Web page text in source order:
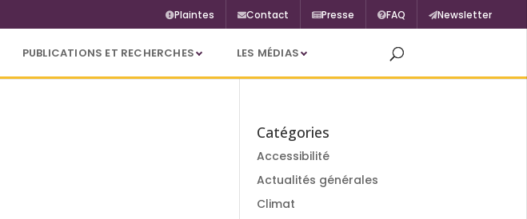
Plaintes Contact Presse FAQ Newsletter
PUBLICATIONS ET RECHERCHES LES MÉDIAS
Catégories
Accessibilité
Actualités générales
Climat